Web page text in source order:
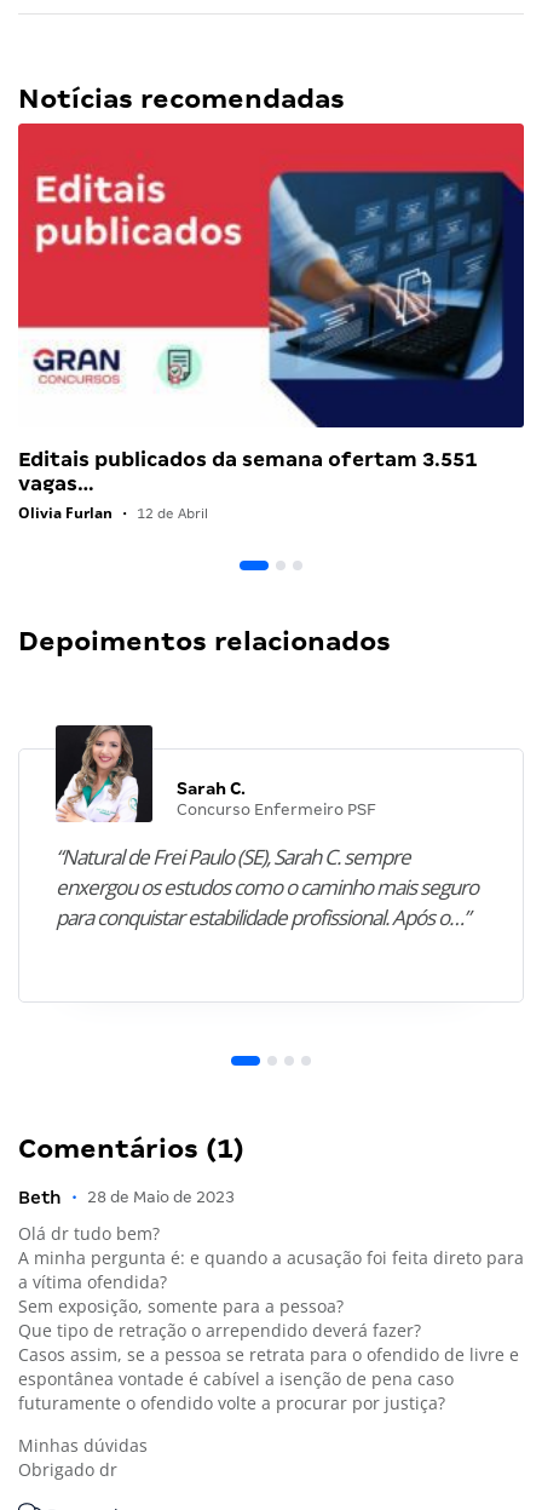
Notícias recomendadas
Editais publicados da semana ofertam 3.551
vagas…
Olivia Furlan • 12 de Abril
Depoimentos relacionados
Sarah C.
Concurso Enfermeiro PSF
“Natural de Frei Paulo (SE), Sarah C. sempre
enxergou os estudos como o caminho mais seguro
para conquistar estabilidade profissional. Após o…”
Comentários (1)
Beth • 28 de Maio de 2023
Olá dr tudo bem?
A minha pergunta é: e quando a acusação foi feita direto para
a vítima ofendida?
Sem exposição, somente para a pessoa?
Que tipo de retração o arrependido deverá fazer?
Casos assim, se a pessoa se retrata para o ofendido de livre e
espontânea vontade é cabível a isenção de pena caso
futuramente o ofendido volte a procurar por justiça?
Minhas dúvidas
Obrigado dr